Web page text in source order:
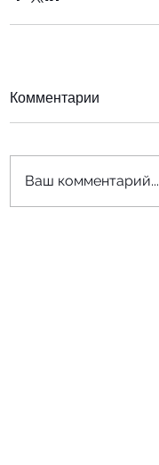
Комментарии
Ваш комментарий...